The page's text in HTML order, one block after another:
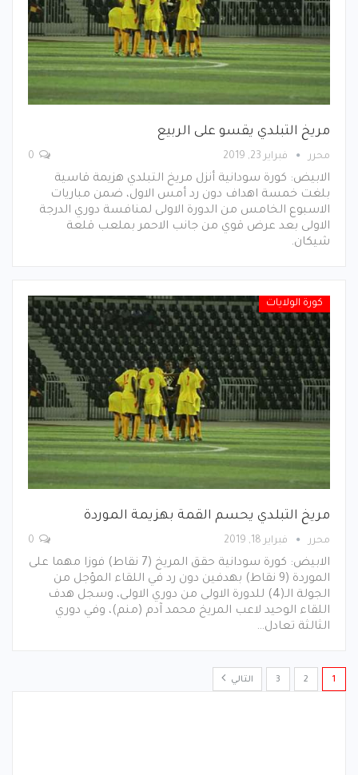
مريخ التبلدي يقسو على الربيع
محرر فبراير 23, 2019
الابيض: كورة سودانية أنزل مريخ التبلدي هزيمة قاسية
بلغت خمسة اهداف دون رد أمس الاول، ضمن مباريات
الاسبوع الخامس من الدورة الاولى لمنافسة دوري الدرجة
الاولى بعد عرض قوي من جانب الاحمر بملعب قلعة
شيكان.
كورة الولايات
مريخ التبلدي يحسم القمة بهزيمة الموردة
محرر فبراير 18, 2019
الابيض: كورة سودانية حقق المريخ (7 نقاط) فوزا مهما على
الموردة (9 نقاط) بهدفين دون رد في اللقاء المؤجل من
الجولة الـ(4) للدورة الاولى من دوري الاولى، وسجل هدف
اللقاء الوحيد لاعب المريخ محمد آدم (منم)، وفي دوري
الثالثة تعادل…
1
2
3 التالي